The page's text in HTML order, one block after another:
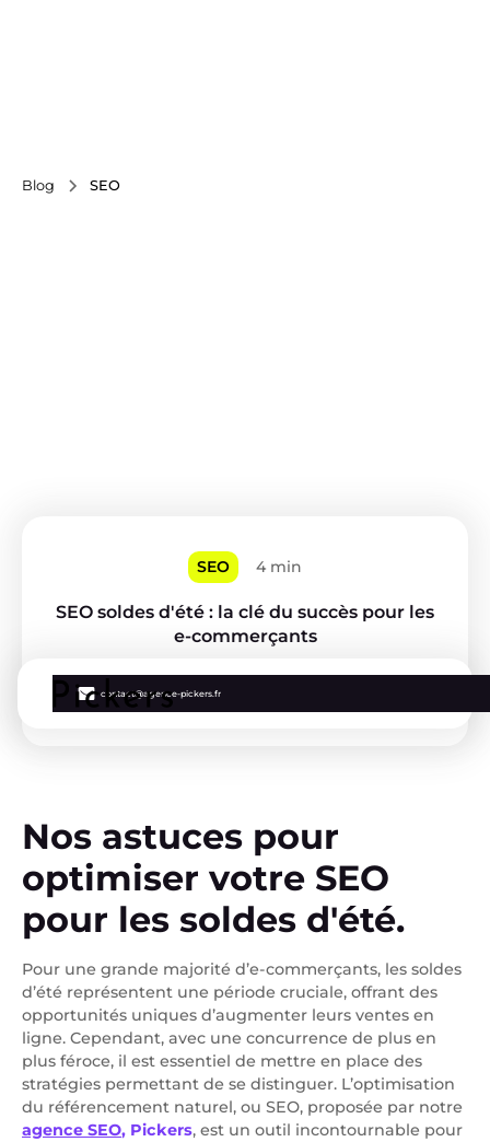
contact@agence-pickers.fr
Blog SEO
SEO 4 min
SEO soldes d'été : la clé du succès pour les
e-commerçants
Nos astuces pour
optimiser votre SEO
pour les soldes d'été.
Pour une grande majorité d’e-commerçants, les soldes
d’été représentent une période cruciale, offrant des
opportunités uniques d’augmenter leurs ventes en
ligne. Cependant, avec une concurrence de plus en
plus féroce, il est essentiel de mettre en place des
stratégies permettant de se distinguer. L’optimisation
du référencement naturel, ou SEO, proposée par notre
agence SEO, Pickers, est un outil incontournable pour